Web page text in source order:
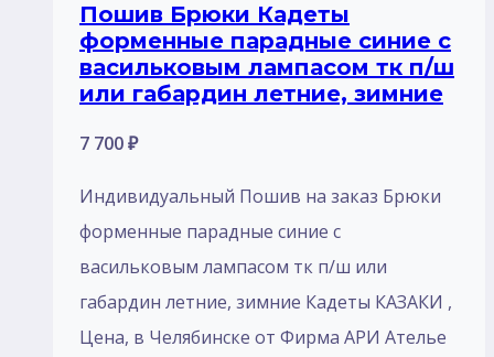
Пошив Брюки Кадеты
форменные парадные синие с
васильковым лампасом тк п/ш
или габардин летние, зимние
7 700₽
Индивидуальный Пошив на заказ Брюки
форменные парадные синие с
васильковым лампасом тк п/ш или
габардин летние, зимние Кадеты КАЗАКИ ,
Цена, в Челябинске от Фирма АРИ Ателье